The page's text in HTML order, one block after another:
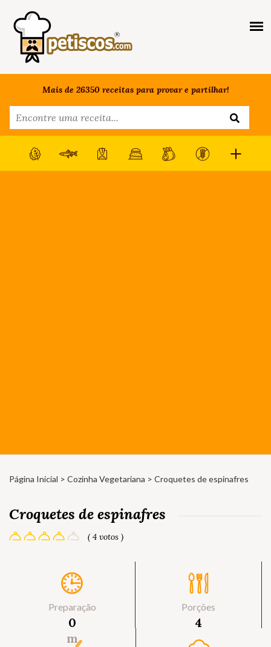
Mais de 26350 receitas para provar e partilhar!
Página Inicial > Cozinha Vegetariana > Croquetes de espinafres
Croquetes de espinafres
( 4 votos )
Preparação
0
m
Porções
4